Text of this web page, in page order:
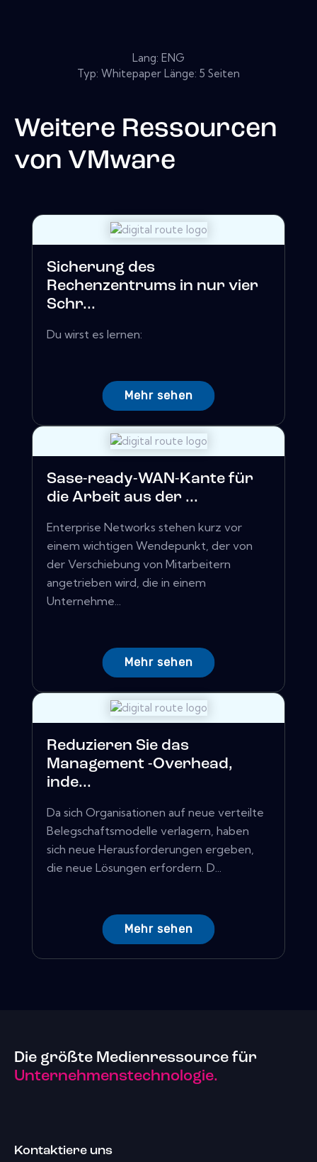
Lang: ENG
Typ: Whitepaper Länge: 5 Seiten
Weitere Ressourcen
von VMware
Sicherung des
Rechenzentrums in nur vier
Schr...
Du wirst es lernen:
Mehr sehen
Sase-ready-WAN-Kante für
die Arbeit aus der ...
Enterprise Networks stehen kurz vor
einem wichtigen Wendepunkt, der von
der Verschiebung von Mitarbeitern
angetrieben wird, die in einem
Unternehme...
Mehr sehen
Reduzieren Sie das
Management -Overhead,
inde...
Da sich Organisationen auf neue verteilte
Belegschaftsmodelle verlagern, haben
sich neue Herausforderungen ergeben,
die neue Lösungen erfordern. D...
Mehr sehen
Die größte Medienressource für
Unternehmenstechnologie.
Kontaktiere uns